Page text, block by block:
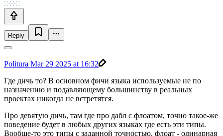
Reply
Politura Mar 29 2025 at 16:32
Где дичь то? В основном фичи языка используемые не по
назначению и подавляющему большинству в реальных
проектах никогда не встретятся.
Про девятую дичь, там где про дабл с флоатом, точно такое-же
поведение будет в любых других языках где есть эти типы.
Вообще-то это типы с заданной точностью, флоат - одинарная